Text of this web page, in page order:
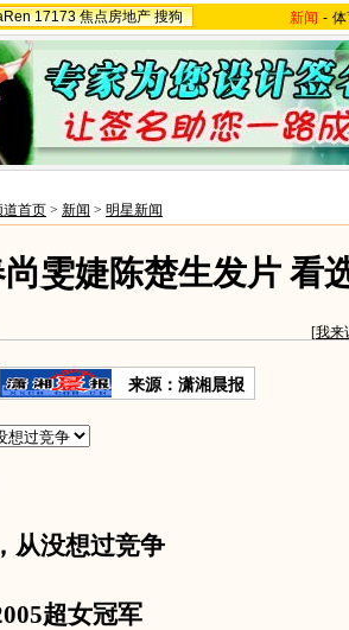
17173 焦点房地产 搜狗 新闻 -
道首页 > 新闻 > 明星新闻
雯婕陈楚生发片 看
[我来
来源：潇湘晨报
没想过竞争
超女冠军